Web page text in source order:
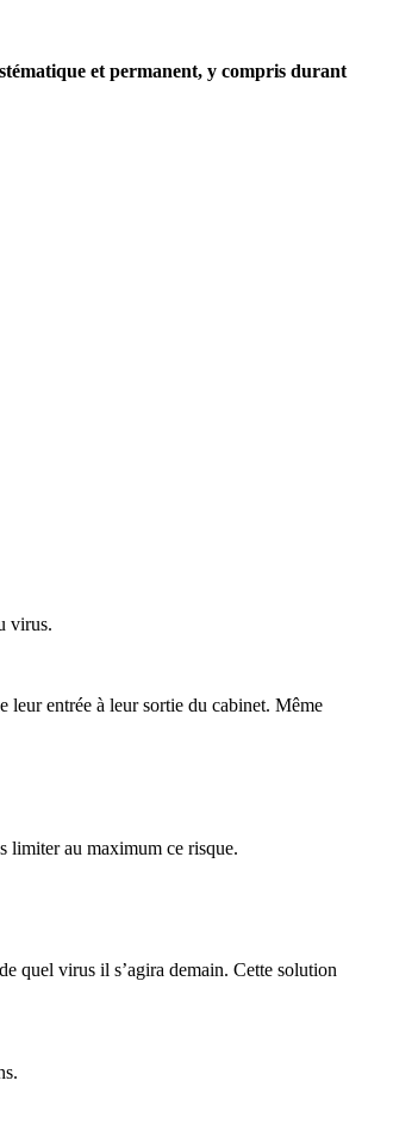
et permanent, y compris durant
virus.
leur entrée à leur sortie du cabinet. Même
limiter au maximum ce risque.
quel virus il s’agira demain. Cette solution